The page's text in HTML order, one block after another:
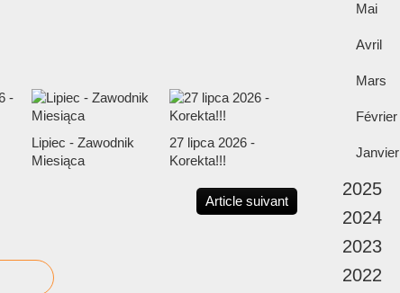
Lipiec - Zawodnik
Miesiąca
27 lipca 2026 -
Korekta!!!
Article suivant
Mai
Avril
Mars
Février
Janvier
2025
2024
2023
2022